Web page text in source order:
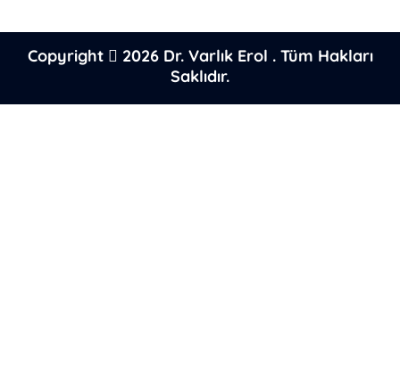
Copyright 2026 Dr. Varlık Erol . Tüm Hakları
Saklıdır.